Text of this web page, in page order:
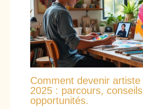
Comment devenir
2025 : parcours,
opportunités.